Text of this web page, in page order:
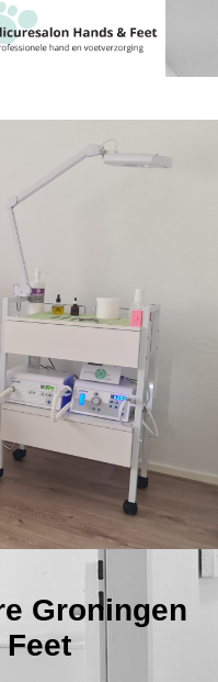
Groningen